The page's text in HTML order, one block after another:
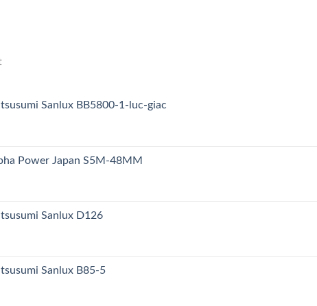
Sanlux BB5800-1-luc-giac
Power Japan S5M-48MM
Sanlux D126
Sanlux B85-5